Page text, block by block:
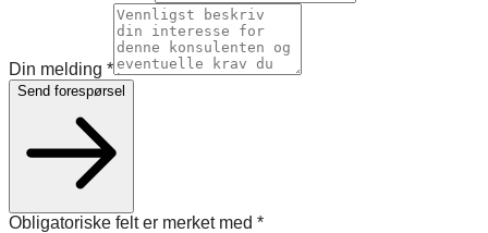
Din melding *
Send forespørsel
Obligatoriske felt er merket med *